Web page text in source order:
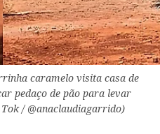
caramelo visita casa de
pedaço de pão para levar
/ @anaclaudiagarrido)